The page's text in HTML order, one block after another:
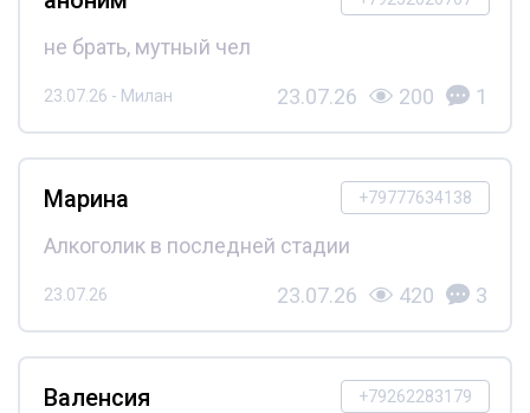
не брать, мутный чел
23.07.26 - Милан 23.07.26 200 1
+79777634138
Марина
Алкоголик в последней стадии
23.07.26 23.07.26 420 3
+79262283179
Валенсия